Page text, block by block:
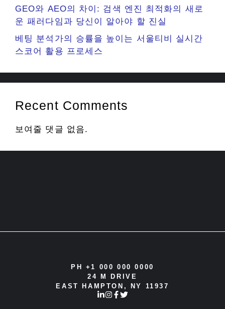
GEO와 AEO의 차이: 검색 엔진 최적화의 새로
운 패러다임과 당신이 알아야 할 진실
베팅 분석가의 승률을 높이는 서울티비 실시간
스코어 활용 프로세스
Recent Comments
보여줄 댓글 없음.
PH +1 000 000 0000
24 M DRIVE
EAST HAMPTON, NY 11937